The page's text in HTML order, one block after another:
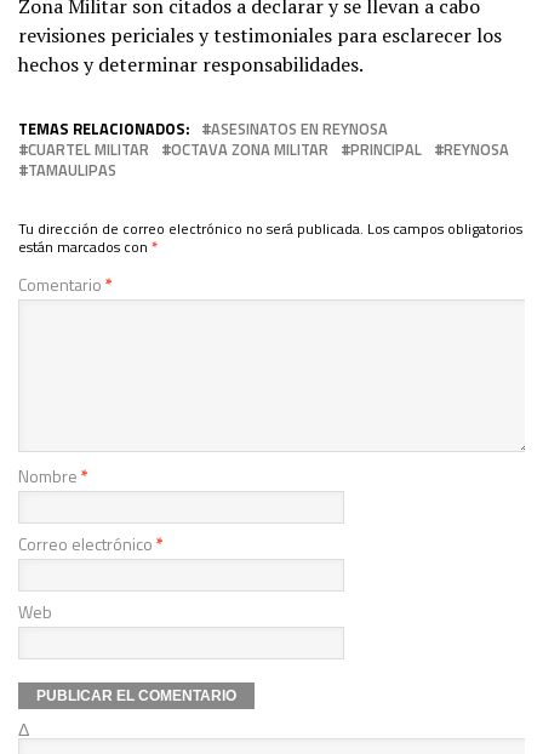
Zona Militar son citados a declarar y se llevan a cabo
revisiones periciales y testimoniales para esclarecer los
hechos y determinar responsabilidades.
TEMAS RELACIONADOS:
ASESINATOS EN REYNOSA
CUARTEL MILITAR
OCTAVA ZONA MILITAR PRINCIPAL
REYNOSA
TAMAULIPAS
Tu dirección de correo electrónico no será publicada. Los campos obligatorios
están marcados con *
Comentario*
Nombre*
Correo electrónico*
Web
Δ